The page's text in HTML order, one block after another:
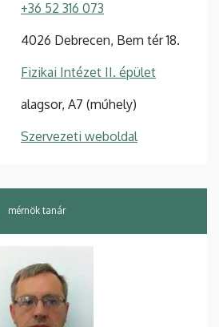
+36 52 316 073
4026 Debrecen, Bem tér 18.
Fizikai Intézet II. épület
alagsor, A7 (műhely)
Szervezeti weboldal
mérnök tanár